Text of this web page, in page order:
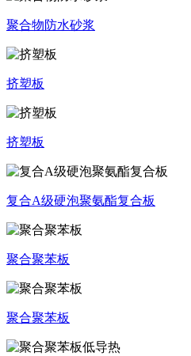
聚合物防水砂浆
挤塑板
挤塑板
复合A级硬泡聚氨酯复合板
聚合聚苯板
聚合聚苯板